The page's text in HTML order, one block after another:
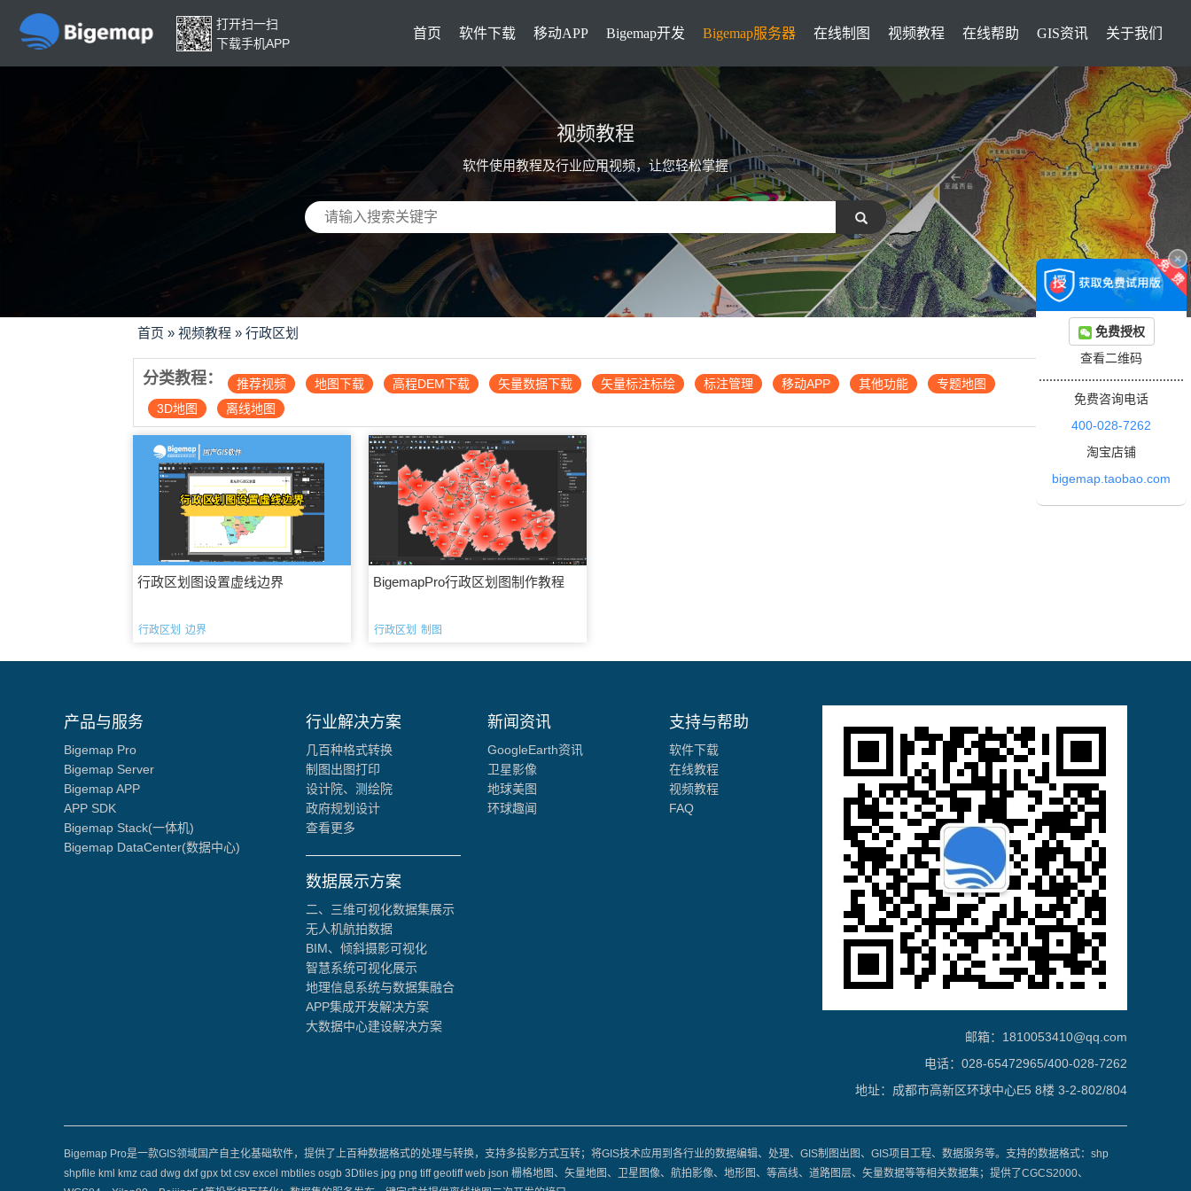
打开扫一扫
下载手机APP
首页 软件下载 移动APP Bigemap开发 Bigemap服务器 在线制图 视频教程 在线帮助 GIS资讯 关于我们
视频教程
软件使用教程及行业应用视频，让您轻松掌握
首页 » 视频教程 » 行政区划
分类教程： 推荐视频 地图下载 高程DEM下载 矢量数据下载 矢量标注标绘 标注管理 移动APP 其他功能
专题地图
3D地图
离线地图
行政区划图设置虚线边界
行政区划 边界
BigemapPro行政区划图制作教程
行政区划 制图
产品与服务
Bigemap Pro
Bigemap Server
Bigemap APP
APP SDK
Bigemap Stack(一体机)
Bigemap DataCenter(数据中心)
行业解决方案
几百种格式转换
制图出图打印
设计院、测绘院
政府规划设计
查看更多
数据展示方案
二、三维可视化数据集展示
无人机航拍数据
BIM、倾斜摄影可视化
智慧系统可视化展示
地理信息系统与数据集融合
APP集成开发解决方案
大数据中心建设解决方案
新闻资讯
GoogleEarth资讯
卫星影像
地球美图
环球趣闻
支持与帮助
软件下载
在线教程
视频教程
FAQ
邮箱：1810053410@qq.com
电话：028-65472965/400-028-7262
地址：成都市高新区环球中心E5 8楼 3-2-802/804
Bigemap Pro是一款GIS领域国产自主化基础软件，提供了上百种数据格式的处理与转换，支持多投影方式互转；将GIS技术应用到各行业的数据编辑、处理、GIS制图出图、GIS项目工程、数据服务等。支持的数据格式：shp
shpfile kml kmz cad dwg dxf gpx txt csv excel mbtiles osgb 3Dtiles jpg png tiff geotiff web json 栅格地图、矢量地图、卫星图像、航拍影像、地形图、等高线、道路图层、矢量数据等等相关数据集；提供了CGCS2000、
免费授权
查看二维码
免费咨询电话
400-028-7262
淘宝店铺
bigemap.taobao.com